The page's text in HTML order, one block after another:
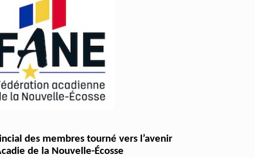
des membres tourné vers l’avenir
de la Nouvelle-Écosse